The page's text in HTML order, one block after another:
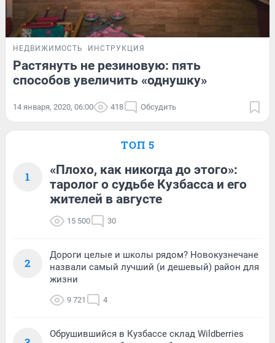
НЕДВИЖИМОСТЬ ИНСТРУКЦИЯ
Растянуть не резиновую: пять
способов увеличить «однушку»
14 января, 2020, 06:00 418 Обсудить
ТОП 5
1
«Плохо, как никогда до этого»:
таролог о судьбе Кузбасса и его
жителей в августе
15 500 30
2
Дороги целые и школы рядом? Новокузнечане
назвали самый лучший (и дешевый) район для
жизни
9 721 4
Обрушившийся в Кузбассе склад Wildberries